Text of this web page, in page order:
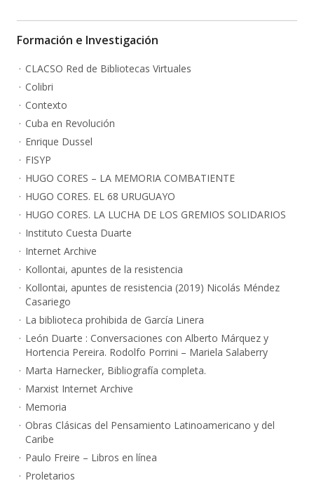
Formación e Investigación
CLACSO Red de Bibliotecas Virtuales
Colibri
Contexto
Cuba en Revolución
Enrique Dussel
FISYP
HUGO CORES – LA MEMORIA COMBATIENTE
HUGO CORES. EL 68 URUGUAYO
HUGO CORES. LA LUCHA DE LOS GREMIOS SOLIDARIOS
Instituto Cuesta Duarte
Internet Archive
Kollontai, apuntes de la resistencia
Kollontai, apuntes de resistencia (2019) Nicolás Méndez
Casariego
La biblioteca prohibida de García Linera
León Duarte : Conversaciones con Alberto Márquez y
Hortencia Pereira. Rodolfo Porrini – Mariela Salaberry
Marta Harnecker, Bibliografía completa.
Marxist Internet Archive
Memoria
Obras Clásicas del Pensamiento Latinoamericano y del
Caribe
Paulo Freire – Libros en línea
Proletarios